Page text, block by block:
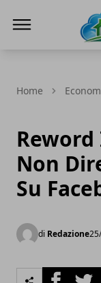
Home
Non
Su
di Redazione
Facebook